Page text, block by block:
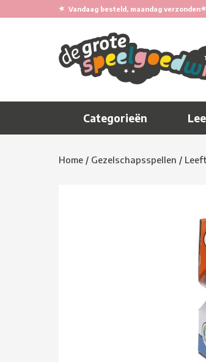
★ Vandaag besteld, maandag verzonden★
Categorieën
Home / Gezelschapsspellen /